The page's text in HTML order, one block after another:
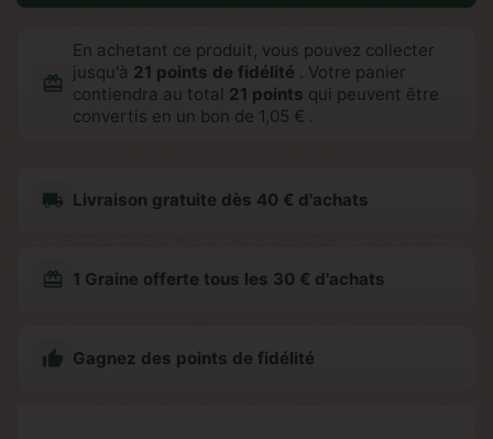
redeem
En achetant ce produit, vous pouvez collecter
jusqu'à 21 points de fidélité . Votre panier
contiendra au total 21 points qui peuvent être
convertis en un bon de 1,05 € .
local_shipping Livraison gratuite dès 40 € d'achats
redeem 1 Graine offerte tous les 30 € d'achats
 Gagnez des points de fidélité